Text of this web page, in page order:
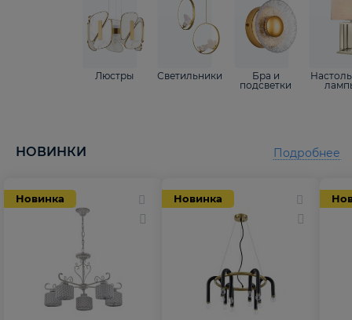
Люстры Светильники
Бра и
подсветки
НОВИНКИ
Новинка Новинка
Подробнее